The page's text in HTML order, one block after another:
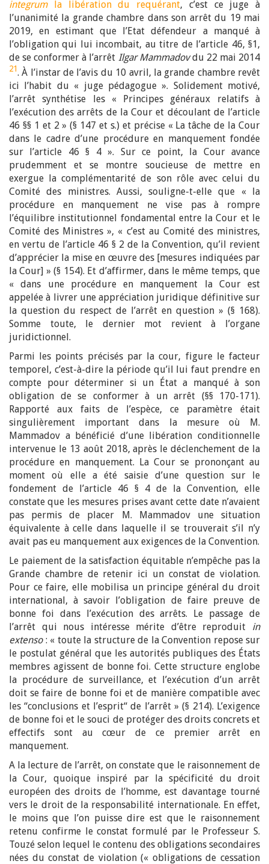
integrumla libération du requérant, c’est ce juge à
l’unanimité la grande chambre dans son arrêt du 19 mai
2019, en estimant que l’Etat défendeur a manqué à
l’obligation qui lui incombait, au titre de l’article 46, §1,
de se conformer à l’arrêt Ilgar Mammadovdu 22 mai 2014
21. À l’instar de l’avis du 10 avril, la grande chambre revêt
ici l’habit du « juge pédagogue ». Solidement motivé,
l’arrêt synthétise les « Principes généraux relatifs à
l’exécution des arrêts de la Cour et découlant de l’article
46 §§ 1 et 2 » (§ 147 et s.) et précise « La tâche de la Cour
dans le cadre d’une procédure en manquement fondée
sur l’article 46 § 4 ». Sur ce point, la Cour avance
prudemment et se montre soucieuse de mettre en
exergue la complémentarité de son rôle avec celui du
Comité des ministres. Aussi, souligne-t-elle que « la
procédure en manquement ne vise pas à rompre
l’équilibre institutionnel fondamental entre la Cour et le
Comité des Ministres », « c’est au Comité des ministres,
en vertu de l’article 46 § 2 de la Convention, qu’il revient
d’apprécier la mise en œuvre des [mesures indiquées par
la Cour] » (§ 154). Et d’affirmer, dans le même temps, que
« dans une procédure en manquement la Cour est
appelée à livrer une appréciation juridique définitive sur
la question du respect de l’arrêt en question » (§ 168).
Somme toute, le dernier mot revient à l’organe
juridictionnel.
Parmi les points précisés par la cour, figure le facteur
temporel, c’est-à-dire la période qu’il lui faut prendre en
compte pour déterminer si un État a manqué à son
obligation de se conformer à un arrêt (§§ 170-171).
Rapporté aux faits de l’espèce, ce paramètre était
singulièrement important dans la mesure où M.
Mammadov a bénéficié d’une libération conditionnelle
intervenue le 13 août 2018, après le déclenchement de la
procédure en manquement. La Cour se prononçant au
moment où elle a été saisie d’une question sur le
fondement de l’article 46 § 4 de la Convention, elle
constate que les mesures prises avant cette date n’avaient
pas permis de placer M. Mammadov une situation
équivalente à celle dans laquelle il se trouverait s’il n’y
avait pas eu manquement aux exigences de la Convention.
Le paiement de la satisfaction équitable n’empêche pas la
Grande chambre de retenir ici un constat de violation.
Pour ce faire, elle mobilisa un principe général du droit
international, à savoir l’obligation de faire preuve de
bonne foi dans l’exécution des arrêts. Le passage de
l’arrêt qui nous intéresse mérite d’être reproduit in
extenso: « toute la structure de la Convention repose sur
le postulat général que les autorités publiques des États
membres agissent de bonne foi. Cette structure englobe
la procédure de surveillance, et l’exécution d’un arrêt
doit se faire de bonne foi et de manière compatible avec
les “conclusions et l’esprit“ de l’arrêt » (§ 214). L’exigence
de bonne foi et le souci de protéger des droits concrets et
effectifs sont au cœur de ce premier arrêt en
manquement.
A la lecture de l’arrêt, on constate que le raisonnement de
la Cour, quoique inspiré par la spécificité du droit
européen des droits de l’homme, est davantage tourné
vers le droit de la responsabilité internationale. En effet,
le moins que l’on puisse dire est que le raisonnement
retenu confirme le constat formulé par le Professeur S.
Touzé selon lequel le contenu des obligations secondaires
nées du constat de violation (« obligations de cessation